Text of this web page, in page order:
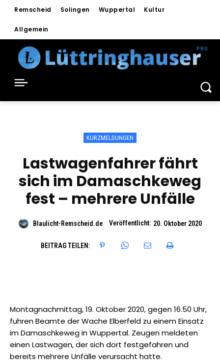
Remscheid Solingen Wuppertal Kultur
Allgemein
KURZMELDUNGEN
Lastwagenfahrer fährt
sich im Damaschkeweg
fest – mehrere Unfälle
Blaulicht-Remscheid.de Veröffentlicht: 20. Oktober 2020
BEITRAG TEILEN:
Montagnachmittag, 19. Oktober 2020, gegen 16.50 Uhr,
fuhren Beamte der Wache Elberfeld zu einem Einsatz
im Damaschkeweg in Wuppertal. Zeugen meldeten
einen Lastwagen, der sich dort festgefahren und
bereits mehrere Unfälle verursacht hatte.